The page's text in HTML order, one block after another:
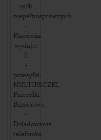
osób
niepełnosprawnych.
-
Placówka
wydaje:
E
-
przesyłki,
MULTIPACZKI,
Przesyłki
Biznesowe.
-
Doładowanie
telefonów